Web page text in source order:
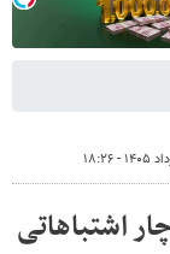
اشتباهاتی